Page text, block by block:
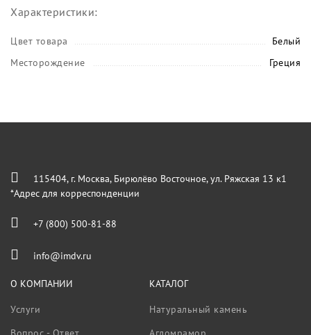
Характеристики:
Цвет товара
Белый
Месторождение
Греция
115404, г. Москва, Бирюлёво Восточное, ул. Ряжская 13 к1
*Адрес для корреспонденции
+7 (800) 500-81-88
info@imdv.ru
О КОМПАНИИ
Услуги
КАТАЛОГ
Натуральный камень